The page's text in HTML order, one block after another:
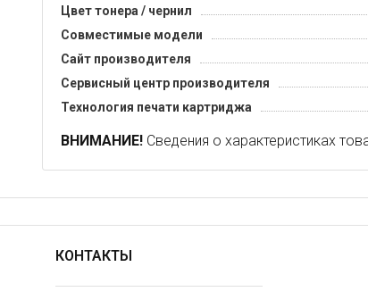
Цвет тонера / чернил
Совместимые модели
Сайт производителя
Сервисный центр производителя
Технология печати картриджа
ВНИМАНИЕ! Сведения о характеристиках
КОНТАКТЫ